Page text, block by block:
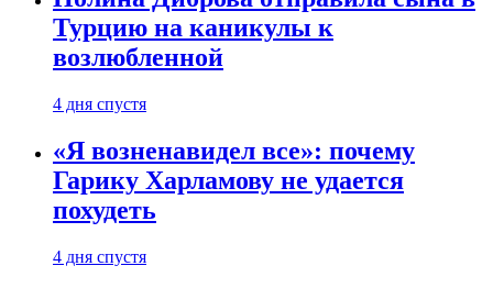
Турцию на каникулы к
возлюбленной
4 дня спустя
«Я возненавидел все»: почему
Гарику Харламову не удается
похудеть
4 дня спустя